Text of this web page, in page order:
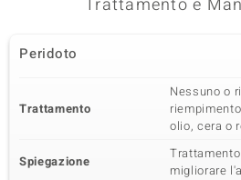
Trattamento e
Peridoto
Trattamento
Nessuno o
olio, cera o
Spiegazione
migliorare